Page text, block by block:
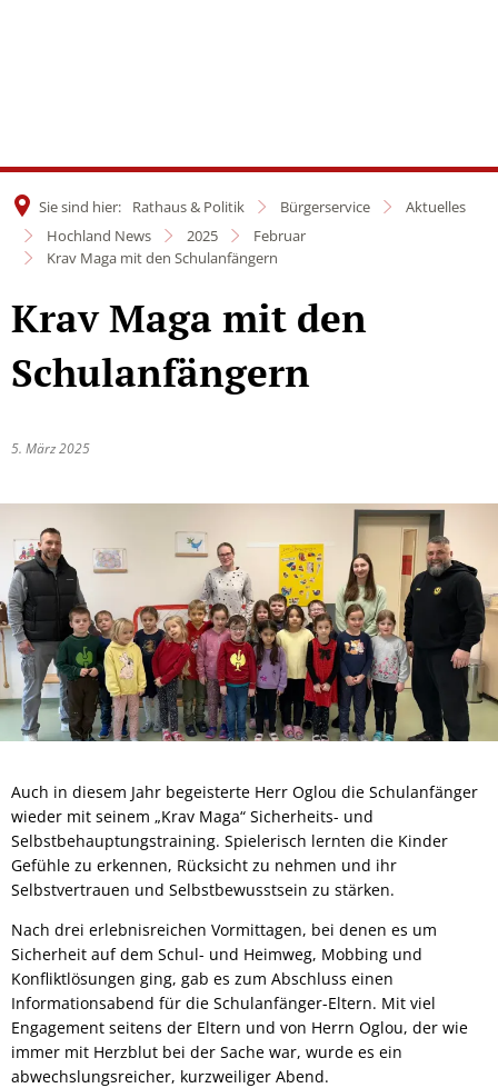
Sie sind hier: Rathaus & Politik Bürgerservice
Aktuelles
Hochland News
2025
Februar
Krav Maga mit den Schulanfängern
Krav Maga mit den
Schulanfängern
5. März 2025
Auch in diesem Jahr begeisterte Herr Oglou die Schulanfänger
wieder mit seinem „Krav Maga“ Sicherheits- und
Selbstbehauptungstraining. Spielerisch lernten die Kinder
Gefühle zu erkennen, Rücksicht zu nehmen und ihr
Selbstvertrauen und Selbstbewusstsein zu stärken.
Nach drei erlebnisreichen Vormittagen, bei denen es um
Sicherheit auf dem Schul- und Heimweg, Mobbing und
Konfliktlösungen ging, gab es zum Abschluss einen
Informationsabend für die Schulanfänger-Eltern. Mit viel
Engagement seitens der Eltern und von Herrn Oglou, der wie
immer mit Herzblut bei der Sache war, wurde es ein
abwechslungsreicher, kurzweiliger Abend.